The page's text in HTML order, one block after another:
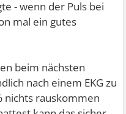
- wenn der Puls bei
mal ein gutes
beim nächsten
nach einem EKG zu
nichts rauskommen